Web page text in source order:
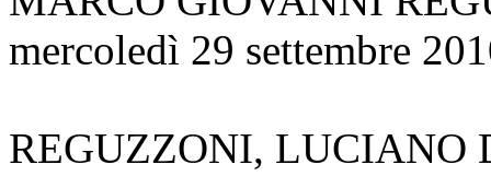
mercoledì 29 settembre
REGUZZONI, LUCIANO